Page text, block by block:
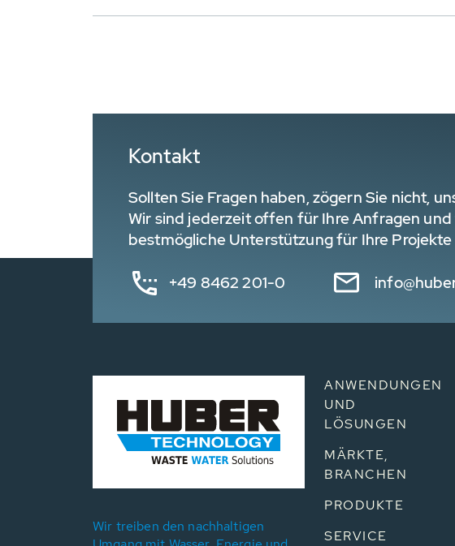
Kontakt
Sollten Sie Fragen haben, zögern Sie nicht,
Wir sind jederzeit offen für Ihre Anfragen
bestmögliche Unterstützung für Ihre
+49 8462 201-0
Wir treiben den nachhaltigen
ANWENDUNGEN
UND
LÖSUNGEN
MÄRKTE,
BRANCHEN
PRODUKTE
SERVICE